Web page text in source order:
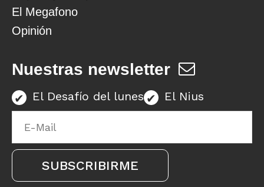
El Megafono
Opinión
Nuestras newsletter
El Desafío del lunes El Nius